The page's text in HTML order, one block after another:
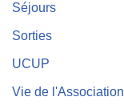
Séjours
Sorties
UCUP
Vie de l'Association